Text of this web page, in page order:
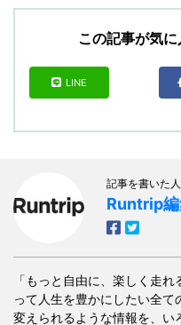
この記事が気
LINE
記事を書いた人
Runtrip
「もっと自由に、楽しく走
って人生を豊かにしたい全
変えられるような情報を、い